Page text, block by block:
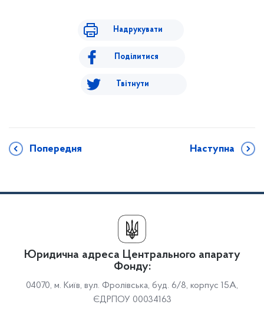
Надрукувати
Поділитися
Твітнути
Попередня Наступна
Юридична адреса Центрального апарату
Фонду:
04070, м. Київ, вул. Фролівська, буд. 6/8, корпус 15А,
ЄДРПОУ 00034163